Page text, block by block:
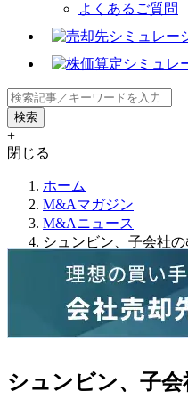
よくあるご質問
+
閉じる
ホーム
M&Aマガジン
M&Aニュース
シュンビン、子会社
シュンビン、子